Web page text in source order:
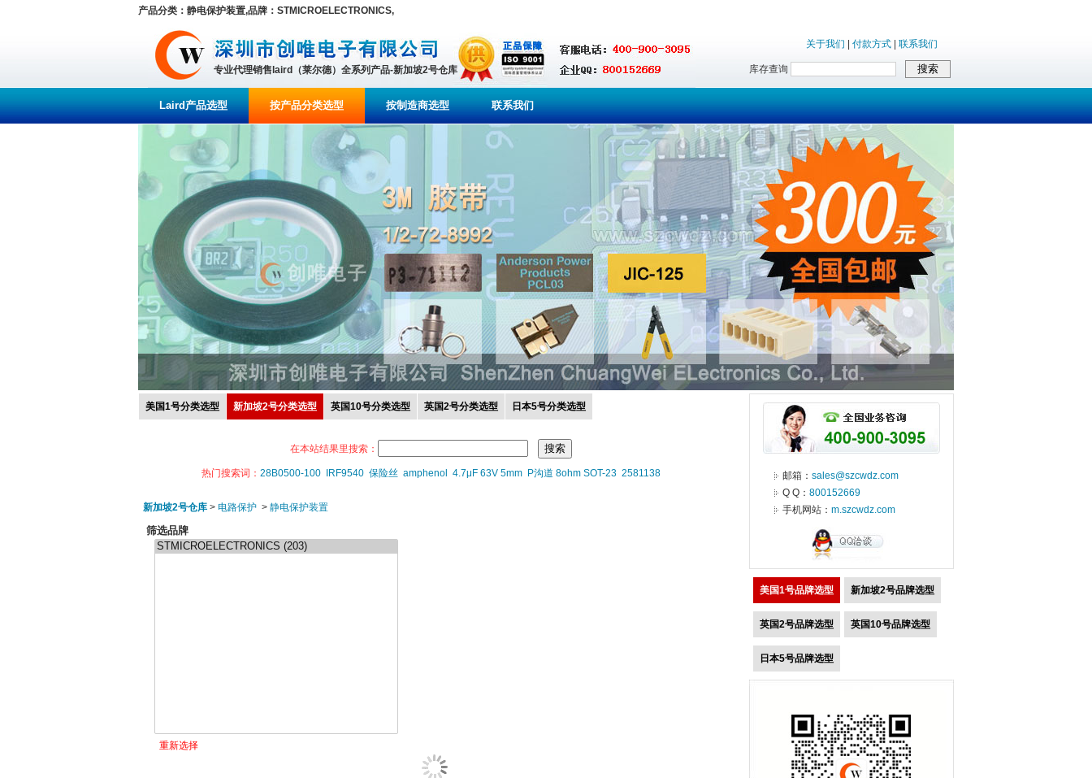
产品分类：静电保护装置,品牌：STMICROELECTRONICS,
专业代理销售laird（莱尔德）全系列产品-新加坡2号仓库
关于我们 付款方式 联系我们
库存查询
Laird产品选型 按产品分类选型 按制造商选型 联系我们
美国1号分类选型 新加坡2号分类选型 英国10号分类选型 英国2号分类选型 日本5号分类选型
在本站结果里搜索：
热门搜索词： 28B0500-100 IRF9540 保险丝 amphenol 4.7μF 63V 5mm P沟道 8ohm SOT-23 2581138
新加坡2号仓库 > 电路保护 > 静电保护装置
筛选品牌
重新选择
邮箱： sales@szcwdz.com
Q Q： 800152669
手机网站： m.szcwdz.com
美国1号品牌选型 新加坡2号品牌选型
英国2号品牌选型 英国10号品牌选型
日本5号品牌选型